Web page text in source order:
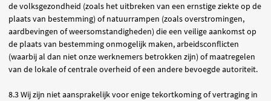
de volksgezondheid (zoals het uitbreken van een ernstige ziekte op de
plaats van bestemming) of natuurrampen (zoals overstromingen,
aardbevingen of weersomstandigheden) die een veilige aankomst op
de plaats van bestemming onmogelijk maken, arbeidsconflicten
(waarbij al dan niet onze werknemers betrokken zijn) of maatregelen
van de lokale of centrale overheid of een andere bevoegde autoriteit.
8.3 Wij zijn niet aansprakelijk voor enige tekortkoming of vertraging in